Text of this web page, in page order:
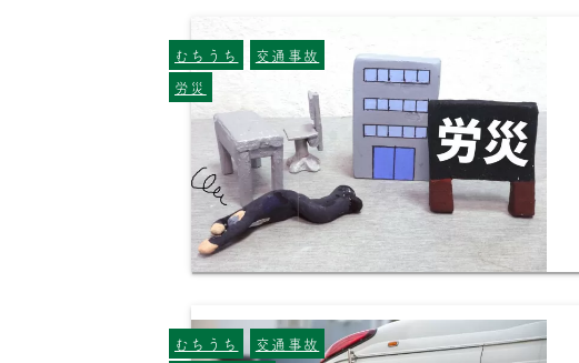
むちうち
交通事故
労災
むちうち
交通事故